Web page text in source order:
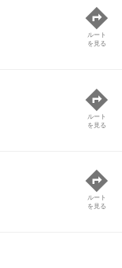
ルート
を見る
ルート
を見る
ルート
を見る